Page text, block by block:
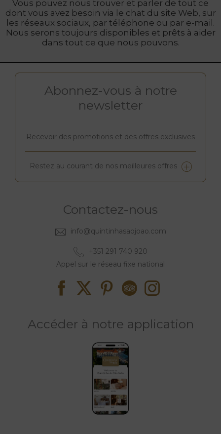
Vous pouvez nous trouver et parler de tout ce
dont vous avez besoin via le chat du site Web, sur
les réseaux sociaux, par téléphone ou par e-mail.
Nous serons toujours disponibles et prêts à aider
dans tout ce que nous pouvons.
Abonnez-vous à notre
newsletter
Recevoir des promotions et des offres exclusives
Restez au courant de nos meilleures offres
Contactez-nous
info@quintinhasaojoao.com
+351 291 740 920
Appel sur le réseau fixe national
Accéder à notre application